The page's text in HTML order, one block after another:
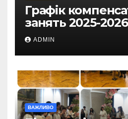
Графік
занять 2025-
ADMIN
ВАЖЛИВО